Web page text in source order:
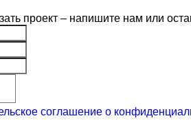
проект – напишите нам или
соглашение о